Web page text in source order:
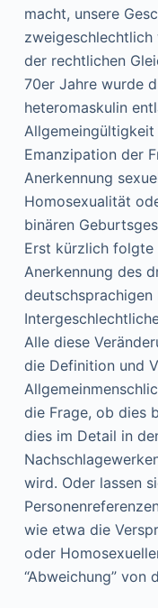
macht, unsere
der rechtlichen
70er Jahre wurde
heteromaskulin
Emanzipation der
Anerkennung
Homosexualität
binären
Erst kürzlich
Anerkennung des
deutschsprachigen
Alle diese
die Definition und
die Frage, ob dies
dies im Detail in
wird. Oder lassen
wie etwa die
oder
“Abweichung” von